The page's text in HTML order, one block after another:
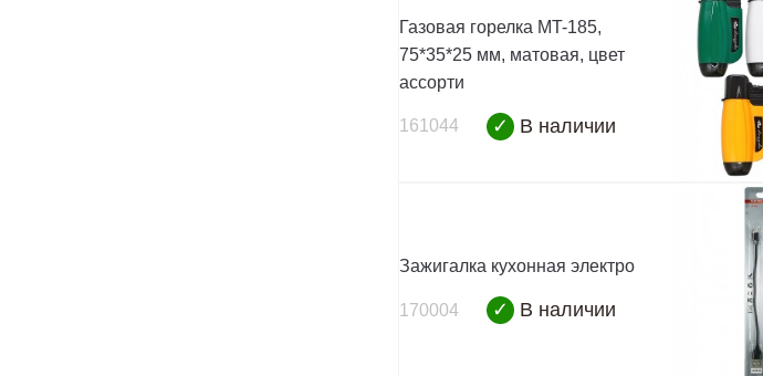
Газовая горелка MT-185,
75*35*25 мм, матовая, цвет
ассорти
161044 ✓ В наличии
Зажигалка кухонная электро
170004 ✓ В наличии